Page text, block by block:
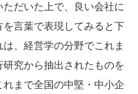
だいた上で、良い会社に
言葉で表現してみると下
、経営学の分野でこれま
究から抽出されたものを
まで全国の中堅・中小企